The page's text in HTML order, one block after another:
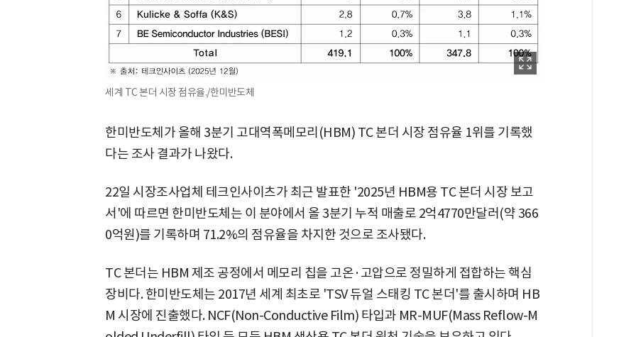
세계 TC 본더 시장 점유율./한미반도체
한미반도체가 올해 3분기 고대역폭메모리(HBM) TC 본더 시장 점유율 1위를 기록했
다는 조사 결과가 나왔다.
22일 시장조사업체 테크인사이츠가 최근 발표한 '2025년 HBM용 TC 본더 시장 보고
서'에 따르면 한미반도체는 이 분야에서 올 3분기 누적 매출로 2억4770만달러(약 366
0억원)를 기록하며 71.2%의 점유율을 차지한 것으로 조사됐다.
TC 본더는 HBM 제조 공정에서 메모리 칩을 고온·고압으로 정밀하게 접합하는 핵심
장비다. 한미반도체는 2017년 세계 최초로 'TSV 듀얼 스태킹 TC 본더'를 출시하며 HB
M 시장에 진출했다. NCF(Non-Conductive Film) 타입과 MR-MUF(Mass Reflow-M